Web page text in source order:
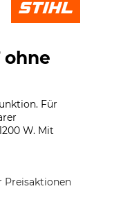
ohne
Für
W. Mit
Preisaktionen